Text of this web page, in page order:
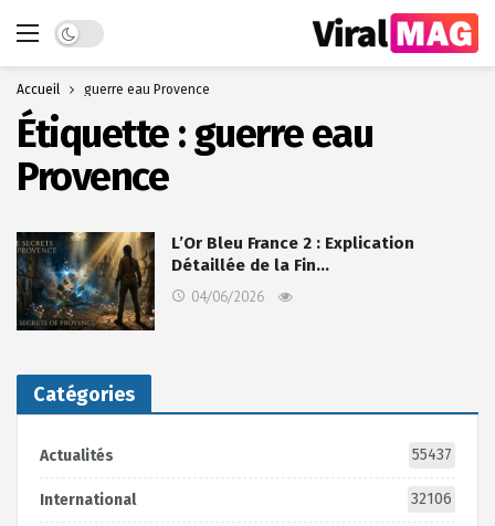
Dark mode
Accueil guerre eau Provence
Étiquette : guerre eau
Provence
L’Or Bleu France 2 : Explication
Détaillée de la Fin…
04/06/2026
Catégories
Actualités 55437
International 32106